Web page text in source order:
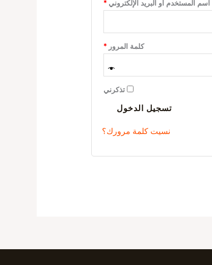
اسم المستخدم أو البريد الإلكتروني*
كلمة المرور*
تذكرني
تسجيل الدخول
نسيت كلمة مرورك؟